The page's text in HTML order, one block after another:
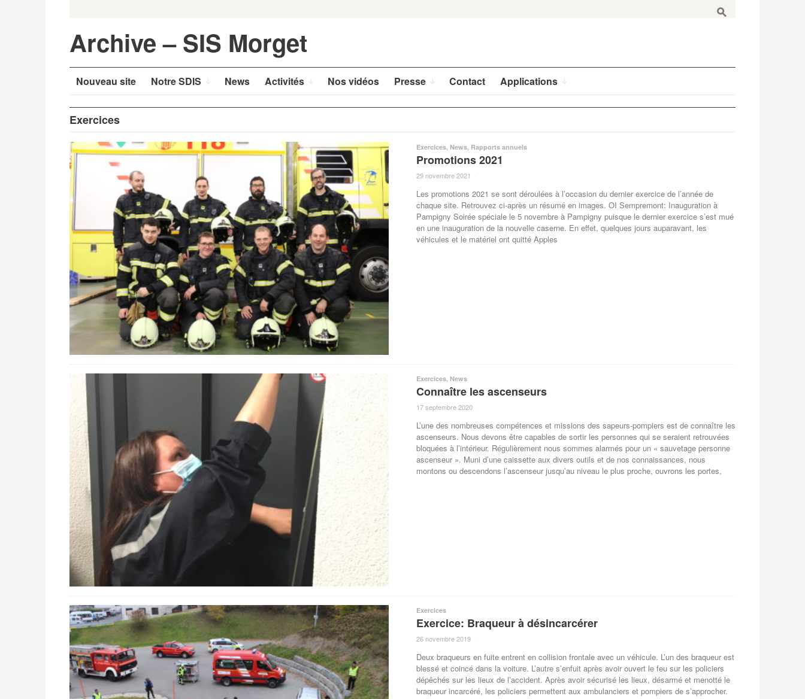
s
Archive – SIS Morget
Nouveau site Notre SDIS News Activités Nos vidéos Presse Contact Applications
Exercices
Exercices, News, Rapports annuels
Promotions 2021
29 novembre 2021 ·
Les promotions 2021 se sont déroulées à l’occasion du dernier exercice de l’année de
chaque site. Retrouvez ci-après un résumé en images. OI Sempremont: Inauguration à
Pampigny Soirée spéciale le 5 novembre à Pampigny puisque le dernier exercice s’est mué
en une inauguration de la nouvelle caserne. En effet, quelques jours auparavant, les
véhicules et le matériel ont quitté Apples
Exercices, News
Connaître les ascenseurs
17 septembre 2020 ·
L’une des nombreuses compétences et missions des sapeurs-pompiers est de connaître les
ascenseurs. Nous devons être capables de sortir les personnes qui se seraient retrouvées
bloquées à l’intérieur. Régulièrement nous sommes alarmés pour un « sauvetage personne
ascenseur ». Muni d’une caissette aux divers outils et de nos connaissances, nous
montons ou descendons l’ascenseur jusqu’au niveau le plus proche, ouvrons les portes,
Exercices
Exercice: Braqueur à désincarcérer
26 novembre 2019 ·
Deux braqueurs en fuite entrent en collision frontale avec un véhicule. L’un des braqueur est
blessé et coincé dans la voiture. L’autre s’enfuit après avoir ouvert le feu sur les policiers
dépêchés sur les lieux de l’accident. Après avoir sécurisé les lieux, désarmé et menotté le
braqueur incarcéré, les policiers permettent aux ambulanciers et pompiers de s’approcher.